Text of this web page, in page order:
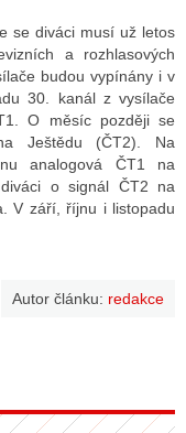
se diváci musí už letos
a rozhlasových
budou vypínány i v
30. kanál z vysílače
O měsíc později se
Ještědu (ČT2). Na
analogová ČT1 na
o signál ČT2 na
V září, říjnu i listopadu
Autor článku: redakce